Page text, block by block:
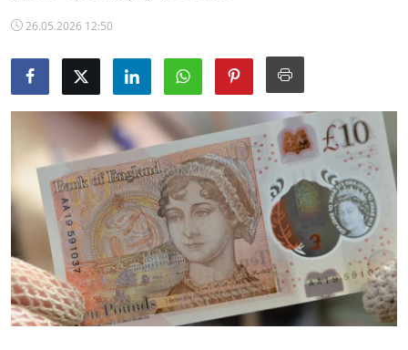
TCMB Kurları
Emtia Fiyatları
Kapalı Çarşı
Şirket Haberleri
26.05.2026 12:50